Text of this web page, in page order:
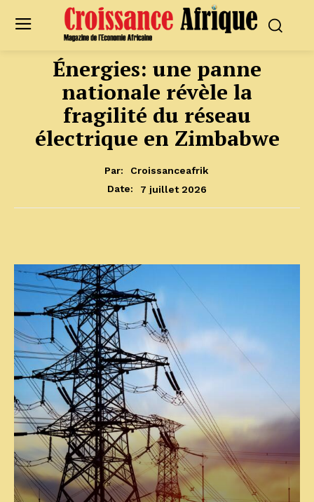
Énergies: une panne
nationale révèle la
fragilité du réseau
électrique en Zimbabwe
Par:
Croissanceafrik
Date:
7 juillet 2026